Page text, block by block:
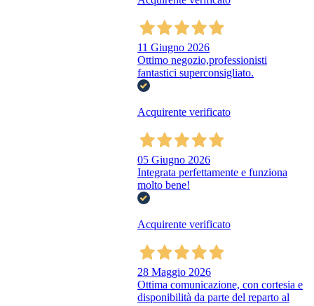
11 Giugno 2026
Ottimo negozio,professionisti
fantastici superconsigliato.
Acquirente verificato
05 Giugno 2026
Integrata perfettamente e funziona
molto bene!
Acquirente verificato
28 Maggio 2026
Ottima comunicazione, con cortesia e
disponibilità da parte del reparto al